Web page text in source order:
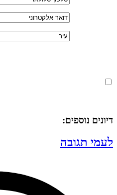
דיונים נוספים:
לעמי תגובה